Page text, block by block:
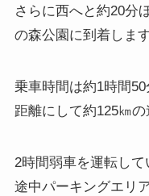
さらに西へと約20分
の森公園に到着します
乗車時間は約1時間50
距離にして約125㎞の
2時間弱車を運転して
途中パーキングエリ